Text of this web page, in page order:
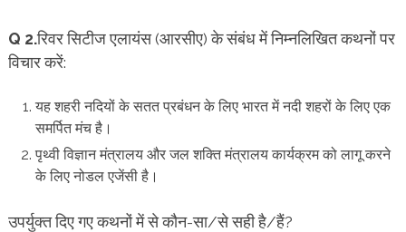
Q 2.रिवर सिटीज एलायंस (आरसीए) के संबंध में निम्नलिखित कथनों पर
विचार करें:
यह शहरी नदियों के सतत प्रबंधन के लिए भारत में नदी शहरों के लिए एक
समर्पित मंच है।
पृथ्वी विज्ञान मंत्रालय और जल शक्ति मंत्रालय कार्यक्रम को लागू करने
के लिए नोडल एजेंसी है।
उपर्युक्त दिए गए कथनों में से कौन-सा/से सही है/हैं?